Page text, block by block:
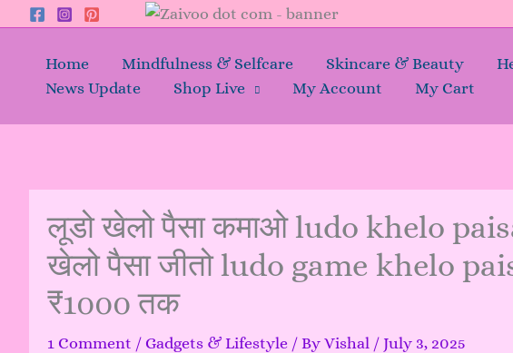
Skip
contentHome Mindfulness & Selfcare Skincare & Beauty
News Update
Shop Live My Account My Cart
लूडो खेलो पैसा कमाओ ludo khelo
खेलो पैसा जीतो ludo game khelo
₹1000 तक
1 Comment / Gadgets & Lifestyle / By Vishal / July 3, 2025